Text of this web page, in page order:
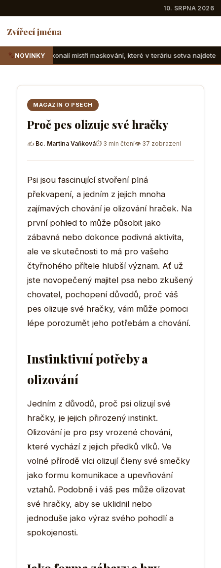
10. SRPNA 2026
Zvířecí jména
NOVINKY
mistři maskování, které v teráriu sotva najdete
MAGAZÍN O PSECH
Proč pes olizuje své hračky
✍ Bc. Martina Vaňková⏱ 3 min čtení👁 37 zobrazení
Psi jsou fascinující stvoření plná
překvapení, a jedním z jejich mnoha
zajímavých chování je olizování hraček. Na
první pohled to může působit jako
zábavná nebo dokonce podivná aktivita,
ale ve skutečnosti to má pro vašeho
čtyřnohého přítele hlubší význam. Ať už
jste novopečený majitel psa nebo zkušený
chovatel, pochopení důvodů, proč váš
pes olizuje své hračky, vám může pomoci
lépe porozumět jeho potřebám a chování.
Instinktivní potřeby a
olizování
Jedním z důvodů, proč psi olizují své
hračky, je jejich přirozený instinkt.
Olizování je pro psy vrozené chování,
které vychází z jejich předků vlků. Ve
volné přírodě vlci olizují členy své smečky
jako formu komunikace a upevňování
vztahů. Podobně i váš pes může olizovat
své hračky, aby se uklidnil nebo
jednoduše jako výraz svého pohodlí a
spokojenosti.